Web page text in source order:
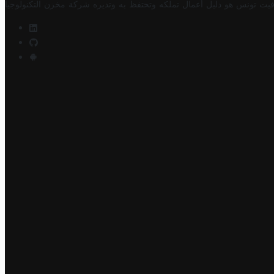
تونس هو دليل أعمال تملكه وتحتفظ به وتديره شركة مخزن التكنولوجيا